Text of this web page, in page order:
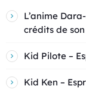
L’anime
crédits de son
Kid Pilote –
Kid Ken –